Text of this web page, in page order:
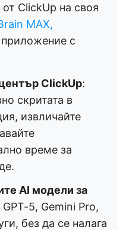
ClickUp на своя
MAX,
с
ClickUp:
скритата в
извличайте
време за
AI модели за
GPT-5, Gemini Pro,
без да се налага